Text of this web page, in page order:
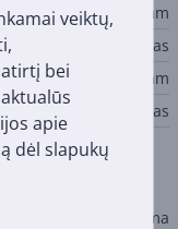
veiktų,
bei
apie
dėl slapukų
3,5 mm
Lizdas
6,3 mm
Kištukas
Hama